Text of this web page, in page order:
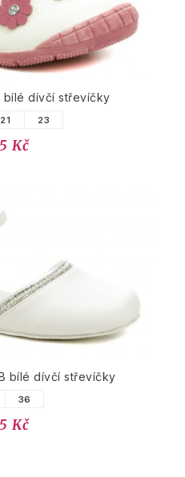
bílé dívčí střevíčky
21 23
Kč
bílé dívčí střevíčky
36
Kč